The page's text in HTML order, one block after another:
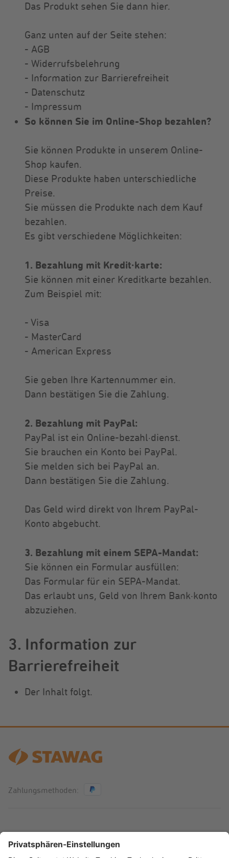
Das Produkt sehen Sie dann hier.
Ganz unten auf der Seite stehen:
- AGB
- Widerrufsbelehrung
- Information zur Barrierefreiheit
- Datenschutz
- Impressum
So können Sie im Online-Shop bezahlen?
Sie können Produkte in unserem Online-
Shop kaufen.
Diese Produkte haben unterschiedliche
Preise.
Sie müssen die Produkte nach dem Kauf
bezahlen.
Es gibt verschiedene Möglichkeiten:
1. Bezahlung mit Kredit∙karte:
Sie können mit einer Kreditkarte bezahlen.
Zum Beispiel mit:
- Visa
- MasterCard
- American Express
Sie geben Ihre Kartennummer ein.
Dann bestätigen Sie die Zahlung.
2. Bezahlung mit PayPal:
PayPal ist ein Online-bezahl·dienst.
Sie brauchen ein Konto bei PayPal.
Sie melden sich bei PayPal an.
Dann bestätigen Sie die Zahlung.
Das Geld wird direkt von Ihrem PayPal-
Konto abgebucht.
3. Bezahlung mit einem SEPA-Mandat:
Sie können ein Formular ausfüllen:
Das Formular für ein SEPA-Mandat.
Das erlaubt uns, Geld von Ihrem Bank·konto
abzuziehen.
3. Information zur
Barrierefreiheit
Der Inhalt folgt.
Zahlungsmethoden: